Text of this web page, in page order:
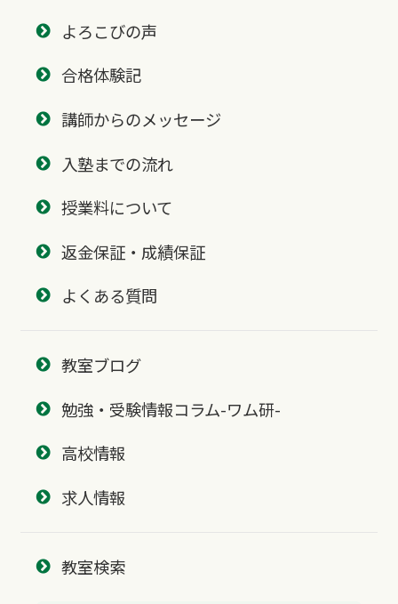
よろこびの声
合格体験記
講師からのメッセージ
入塾までの流れ
授業料について
返金保証・成績保証
よくある質問
教室ブログ
勉強・受験情報コラム-ワム研-
高校情報
求人情報
教室検索